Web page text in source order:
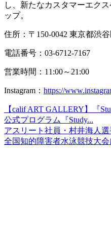
し、新たなカスタマーエク
ップ。
住所：〒150-0042 東京都渋
電話番号：03-6712-7167
営業時間：11:00～21:00
Instagram： https://
【calif ART GALLERY】『
公式プログラム『Study...
アスリート社員・村井海人
全国知的障害者水泳競技大